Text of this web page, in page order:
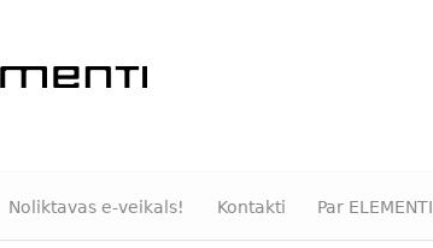
Noliktavas e-veikals! Kontakti Par ELEMENTI